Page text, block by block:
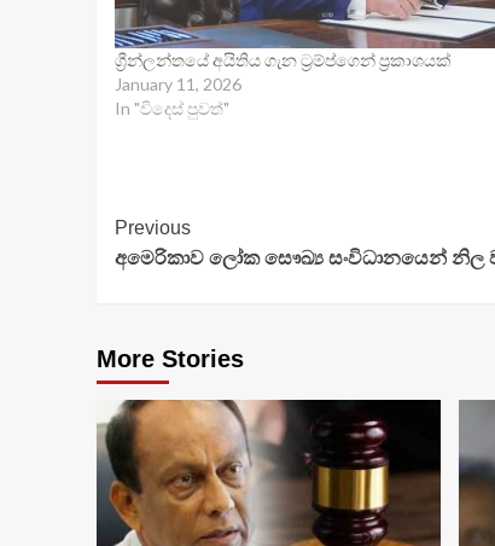
ග්‍රීන්ලන්තයේ අයිතිය ගැන ට්‍රම්ප්ගෙන් ප්‍රකාශයක්
January 11, 2026
In "විදෙස් පුවත්"
Continue
Reading
Previous
අමෙරිකාව ලෝක සෞඛ්‍ය සංවිධානයෙන් නිල
More Stories